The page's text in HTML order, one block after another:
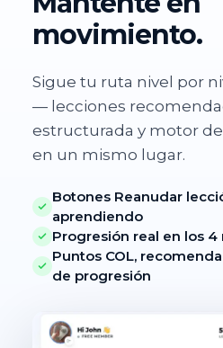
movimiento.
Sigue tu ruta nivel por
— lecciones
estructurada y motor
en un mismo lugar.
Botones Reanudar
aprendiendo
Progresión real en los 4
Puntos COL,
de progresión